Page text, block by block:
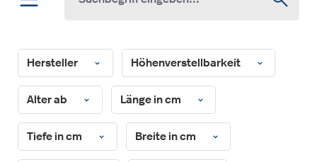
Hersteller Höhenverstellbarkeit
Alter ab Länge in cm
Tiefe in cm Breite in cm